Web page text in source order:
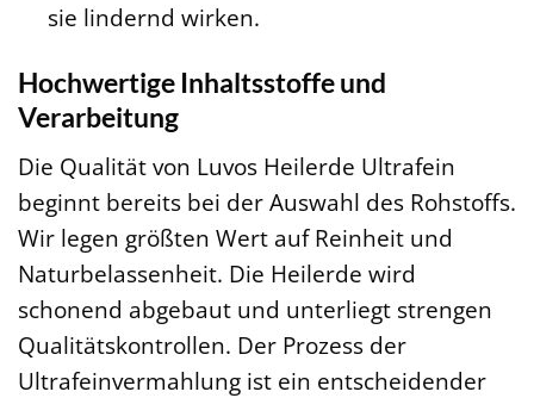
sie lindernd wirken.
Hochwertige Inhaltsstoffe und
Verarbeitung
Die Qualität von Luvos Heilerde Ultrafein
beginnt bereits bei der Auswahl des Rohstoffs.
Wir legen größten Wert auf Reinheit und
Naturbelassenheit. Die Heilerde wird
schonend abgebaut und unterliegt strengen
Qualitätskontrollen. Der Prozess der
Ultrafeinvermahlung ist ein entscheidender